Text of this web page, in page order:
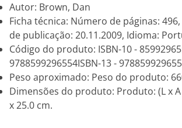
Autor: Brown, Dan
Ficha técnica: Número de páginas:
de publicação: 20.11.2009, Idioma:
Código do produto: ISBN-10 -
9788599296554ISBN-13 -
Peso aproximado: Peso do produto:
Dimensões do produto: Produto: (L x A
x 25.0 cm.